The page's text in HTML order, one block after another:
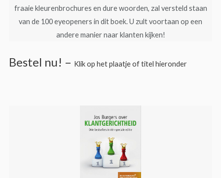
fraaie kleurenbrochures en dure woorden, zal versteld staan
van de 100 eyeopeners in dit boek. U zult voortaan op een
andere manier naar klanten kijken!
Bestel nu! – Klik op het plaatje of titel hieronder